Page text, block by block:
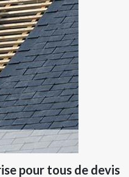
pour tous de devis